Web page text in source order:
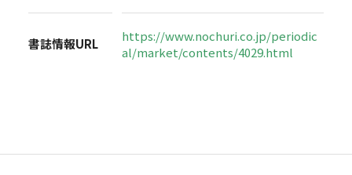
書誌情報URL
https://www.nochuri.co.jp/periodic
al/market/contents/4029.html